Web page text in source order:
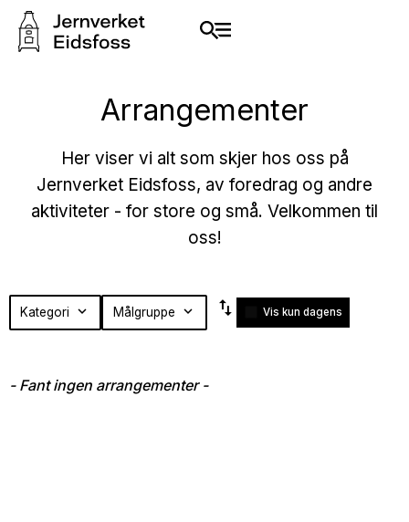
Arrangementer
Her viser vi alt som skjer hos oss på
Jernverket Eidsfoss, av foredrag og andre
aktiviteter - for store og små. Velkommen til
oss!
ingen
Kategori expand_more Målgruppe expand_more swap_vert Vis kun dagens
- Fant ingen arrangementer -